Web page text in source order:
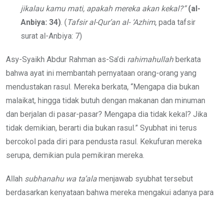
jikalau kamu mati, apakah mereka akan kekal?”(al-
Anbiya: 34) . (Tafsir al-Qur’an al- ‘Azhim, pada tafsir
surat al-Anbiya: 7)
Asy-Syaikh Abdur Rahman as-Sa’di rahimahullahberkata
bahwa ayat ini membantah pernyataan orang-orang yang
mendustakan rasul. Mereka berkata, “Mengapa dia bukan
malaikat, hingga tidak butuh dengan makanan dan minuman
dan berjalan di pasar-pasar? Mengapa dia tidak kekal? Jika
tidak demikian, berarti dia bukan rasul.” Syubhat ini terus
bercokol pada diri para pendusta rasul. Kekufuran mereka
serupa, demikian pula pemikiran mereka.
Allah subhanahu wa ta’ala menjawab syubhat tersebut
berdasarkan kenyataan bahwa mereka mengakui adanya para